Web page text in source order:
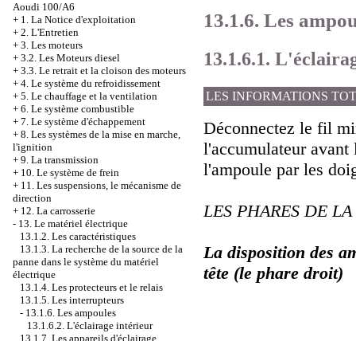
Aoudi 100/A6
+ 1. La Notice d'exploitation
+ 2. L'Entretien
+ 3. Les moteurs
+ 3.2. Les Moteurs diesel
+ 3.3. Le retrait et la cloison des moteurs
+ 4. Le système du refroidissement
+ 5. Le chauffage et la ventilation
+ 6. Le système combustible
+ 7. Le système d'échappement
+ 8. Les systèmes de la mise en marche,
l'ignition
+ 9. La transmission
+ 10. Le système de frein
+ 11. Les suspensions, le mécanisme de
direction
+ 12. La carrosserie
- 13. Le matériel électrique
13.1.2. Les caractéristiques
13.1.3. La recherche de la source de la
panne dans le système du matériel
électrique
13.1.4. Les protecteurs et le relais
13.1.5. Les interrupteurs
- 13.1.6. Les ampoules
13.1.6.2. L'éclairage intérieur
13.1.7. Les appareils d'éclairage
13.1.6. Les
13.1.6.1.
LES INFORMATIONS
Déconnectez le fil
l'accumulateur
l'ampoule par les
LES PHARES DE
La disposition des
tête (le phare droit)